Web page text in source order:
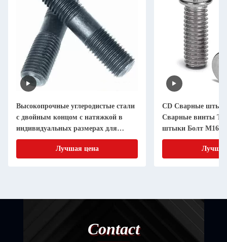
Высокопрочные углеродистые стали
с двойным концом с натяжкой в
индивидуальных размерах для
промышленного производства
Лучшая цена
CD Сварные
Сварные винты
штыки Болт M16
10.9/ 12.9
Contact